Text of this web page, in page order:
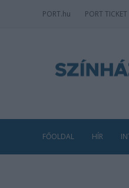
PORT.hu PORT TICKET
FŐOLDAL HÍR